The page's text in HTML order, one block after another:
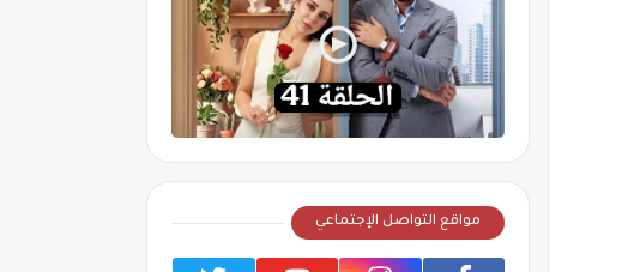
مواقع التواصل الإجتماعي